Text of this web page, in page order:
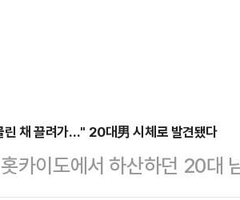
린 채 끌려가…" 20대男 시체로 발견됐다
카이도에서 하산하던 20대